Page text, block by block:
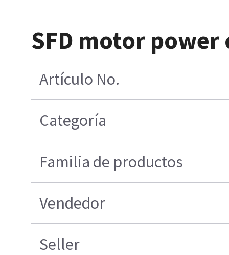
SFD motor power
Artículo No.
Categoría
Familia de productos
Vendedor
Seller